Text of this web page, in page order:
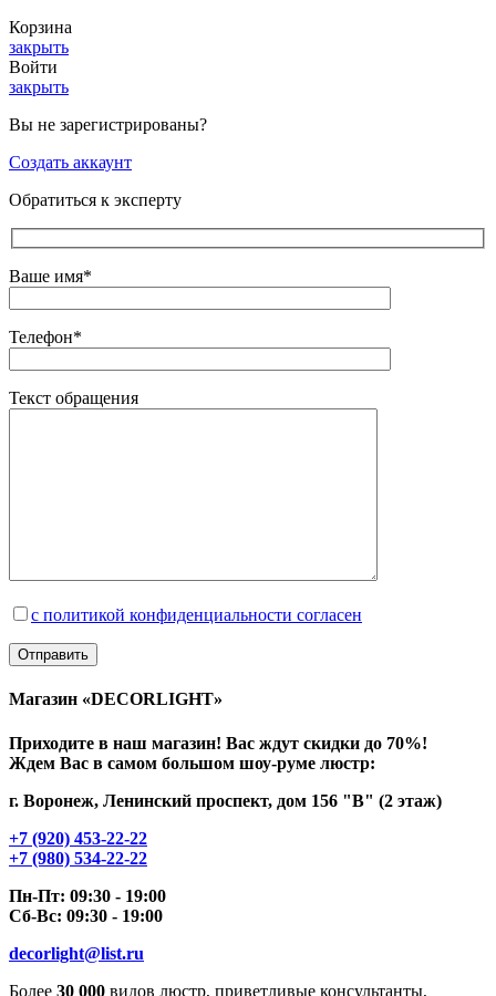
Корзина
закрыть
Войти
закрыть
Вы не зарегистрированы?
Создать аккаунт
Обратиться к эксперту
Ваше имя*
Телефон*
Текст обращения
с политикой конфиденциальности согласен
Магазин «DECORLIGHT»
Приходите в наш магазин! Вас ждут скидки до 70%!
Ждем Вас в самом большом шоу-руме люстр:
г. Воронеж, Ленинский проспект, дом 156 "В" (2 этаж)
+7 (920) 453-22-22
+7 (980) 534-22-22
Пн-Пт: 09:30 - 19:00
Сб-Вс: 09:30 - 19:00
decorlight@list.ru
Более 30 000 видов люстр, приветливые консультанты,